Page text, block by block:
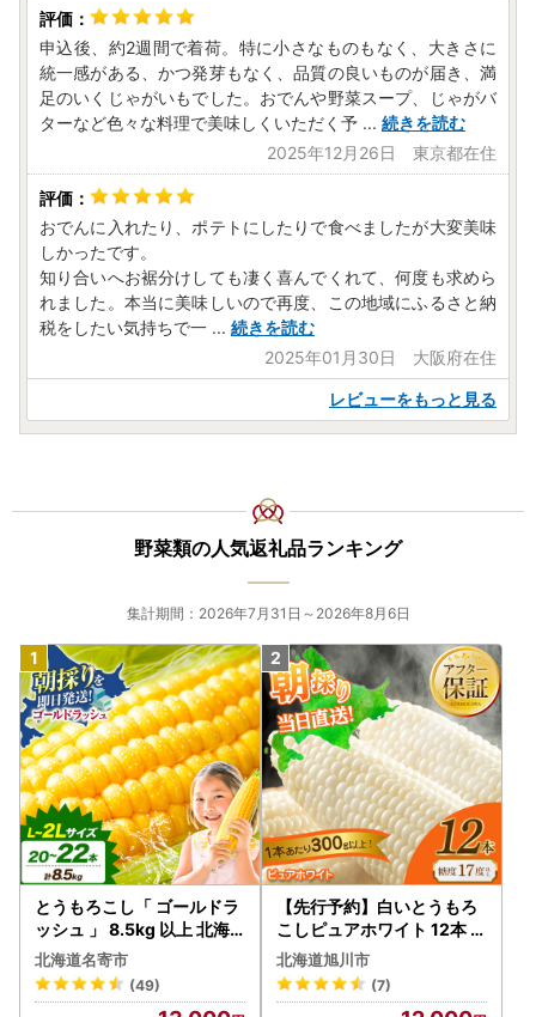
返礼品発送に関して、必要最低限の範囲において返礼品取扱
い事業者に通知します。
※お名前に旧字体または機種依存文字などが含まれている場
合、当町からお送りするメールにおいて、システム上一部の
メールソフトにて文字化けが発生する可能性がございます。
【ふるさと納税の対象となる地方団体の指定について】
喜茂別町は令和7年9月26日付総務大臣通知「ふるさと納税
の対象となる地方団体の指定について（通知）」にて、
地方税法（昭和25年法律第226号）第37条の2第2項及び第3
14条の7第2項の規定に基づき、ふるさと納税の対象となる
地方団体として指定されました。
指定対象期間は、令和7年10月1日から令和8年9月30日まで
です。
喜茂別町ふるさと納税お問い合わせ窓口
TEL：050-8886-8950
受付時間9:00～17:00
メール：kimobetsu@steamship.co.jp
申込後、約2週間で着荷。特に小さなものもなく、大きさに
統一感がある、かつ発芽もなく、品質の良いものが届き、満
足のいくじゃがいもでした。おでんや野菜スープ、じゃがバ
ターなど色々な料理で美味しくいただく予 ... 続きを読む
2025年12月26日 東京都在住
おでんに入れたり、ポテトにしたりで食べましたが大変美味
しかったです。
知り合いへお裾分けしても凄く喜んでくれて、何度も求めら
れました。本当に美味しいので再度、この地域にふるさと納
税をしたい気持ちで一 ... 続きを読む
2025年01月30日 大阪府在住
レビューをもっと見る
野菜類の人気返礼品ランキング
集計期間：2026年7月31日～2026年8月6日
とうもろこし「 ゴールドラ
ッシュ 」 8.5kg 以上 北海
道 名寄 スイートコーン
北海道名寄市
(49)
【先行予約】白いとうもろ
こしピュアホワイト 12本 3.
6kg（2026年8月下旬から
発送開始） とうもろこし
北海道旭川市
(7)